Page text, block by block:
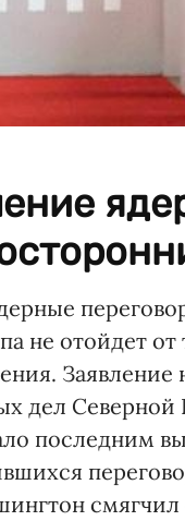
не отойдет от
Заявление
дел
последним